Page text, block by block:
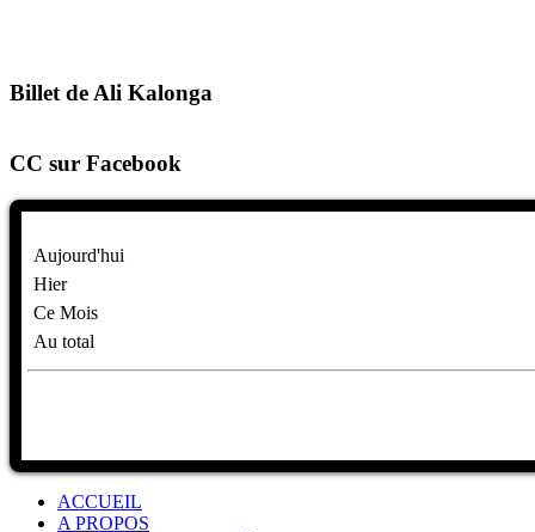
Billet de Ali Kalonga
CC sur Facebook
Aujourd'hui
Hier
Ce Mois
Au total
ACCUEIL
A PROPOS